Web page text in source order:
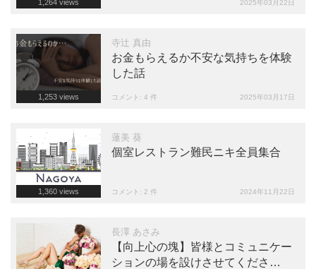
1,264 views 2025年03月22日
1,253 views
寺辻 真由
お金もらえるか不安な気持ちを体験
した話
コメント: 4 件 2025年03月17日
1,360 views
蓮美 葵
個室レストラン難民ニキ全員集合
コメント: 2 件 2024年11月22日
長澤 あさみ
【向上心の塊】皆様とコミュニケー
ションの場を設けさせてくださ